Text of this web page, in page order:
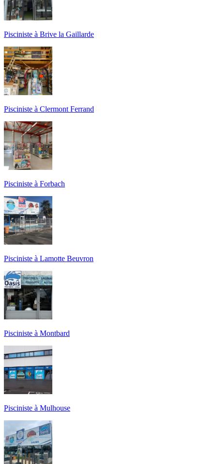
Pisciniste à Brive la Gaillarde
Pisciniste à Clermont Ferrand
Pisciniste à Forbach
Pisciniste à Lamotte Beuvron
Pisciniste à Montbard
Pisciniste à Mulhouse